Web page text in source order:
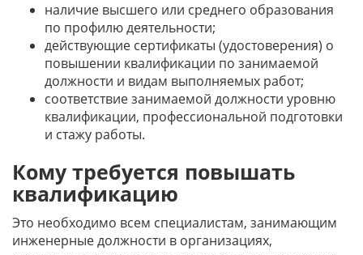
наличие высшего или среднего образования
по профилю деятельности;
действующие сертификаты (удостоверения) о
повышении квалификации по занимаемой
должности и видам выполняемых работ;
соответствие занимаемой должности уровню
квалификации, профессиональной подготовки
и стажу работы.
Кому требуется повышать
квалификацию
Это необходимо всем специалистам, занимающим
инженерные должности в организациях,